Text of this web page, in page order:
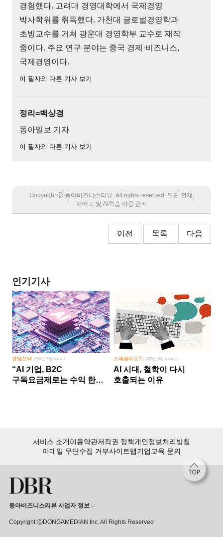
경험했다. 고려대 경영대학에서 국제경영
박사학위를 취득했다. 가천대 글로벌경영학과
초빙교수를 거쳐 광운대 경영학부 교수로 재직
중이다. 주요 연구 분야는 중국 경제·비즈니스,
국제경영이다.
이 필자의 다른 기사 보기
정리=백상경
동아일보 기자
이 필자의 다른 기사 보기
Copyright Ⓒ 동아비즈니스리뷰. All rights reserved. 무단 전재,
재배포 및 AI학습 이용 금지
이전 목록 다음
인기기사
경영전략2026년 5월 Issue 2
“AI 기업, B2C
구독요금제로는 수익 한계
스페셜리포트 2026년 8월 Issue 1
AI 시대, 철학이 다시
호출되는 이유
서비스 소개이용약관저작권 정책개인정보처리방침
이메일 무단수집 거부사이트맵기업교육 문의
동아비즈니스리뷰 사업자 정보
Copyright ⒸDONGAMEDIAN Inc. All Rights Reserved